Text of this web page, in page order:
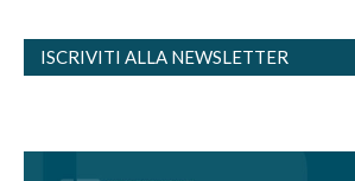
ISCRIVITI ALLA NEWSLETTER